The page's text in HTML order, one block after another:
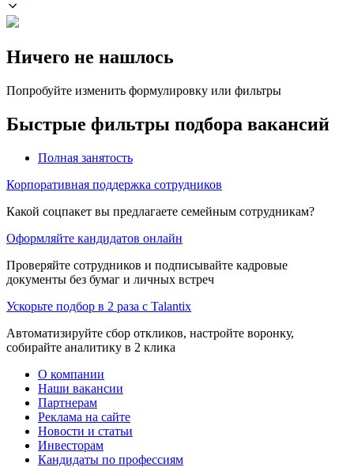
Ничего не нашлось
Попробуйте изменить формулировку или фильтры
Быстрые фильтры подбора вакансий
Полная занятость
Корпоративная поддержка сотрудников
Какой соцпакет вы предлагаете семейным сотрудникам?
Оформляйте кандидатов онлайн
Проверяйте сотрудников и подписывайте кадровые
документы без бумаг и личных встреч
Ускорьте подбор в 2 раза с Talantix
Автоматизируйте сбор откликов, настройте воронку,
собирайте аналитику в 2 клика
О компании
Наши вакансии
Партнерам
Реклама на сайте
Новости и статьи
Инвесторам
Кандидаты по профессиям